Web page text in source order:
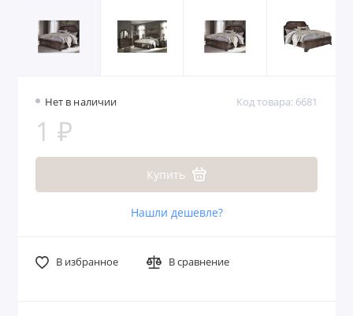
Нет в наличии Код товара: 6681
1 ₽
Купить
Нашли дешевле?
В избранное В сравнение